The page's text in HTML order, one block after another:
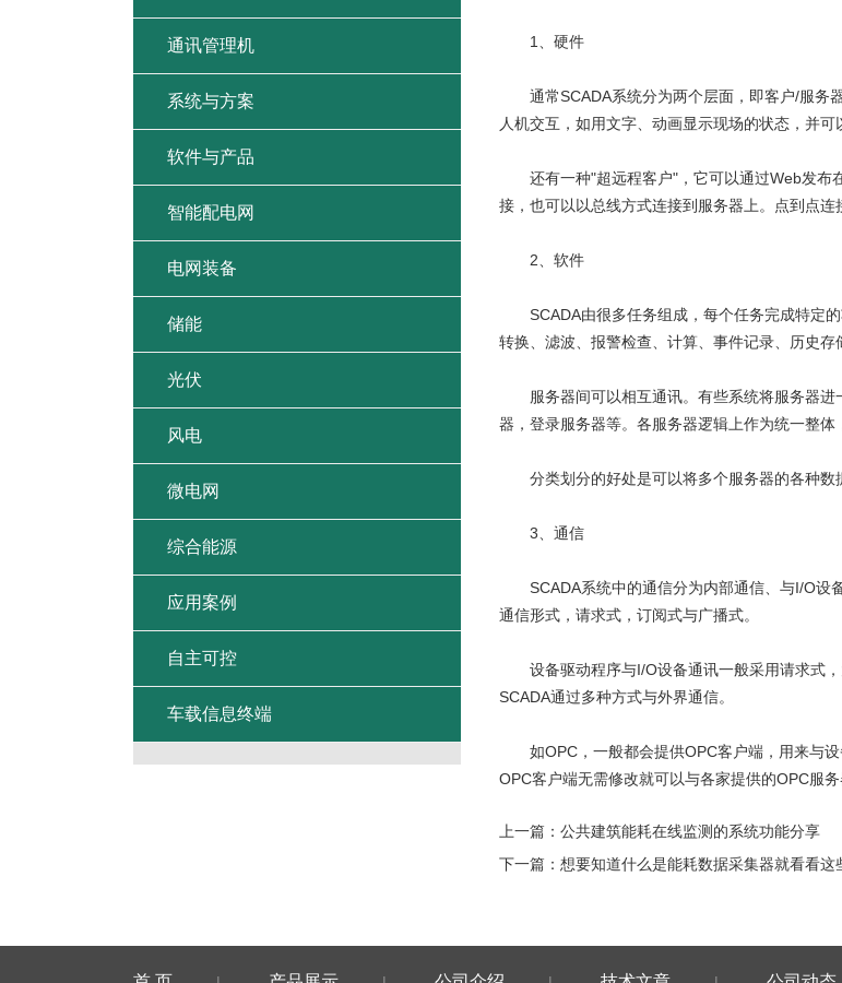
1、硬件
通常SCADA系统分为两个层面，即客户/服务
人机交互，如用文字、动画显示现场的状态，并可
还有一种"超远程客户"，它可以通过Web发布
接，也可以以总线方式连接到服务器上。点到点
2、软件
SCADA由很多任务组成，每个任务完成特定的
转换、滤波、报警检查、计算、事件记录、历史存
服务器间可以相互通讯。有些系统将服务器进
器，登录服务器等。各服务器逻辑上作为统一整体
分类划分的好处是可以将多个服务器的各种数
3、通信
SCADA系统中的通信分为内部通信、与I/O设
通信形式，请求式，订阅式与广播式。
设备驱动程序与I/O设备通讯一般采用请求式，
SCADA通过多种方式与外界通信。
如OPC，一般都会提供OPC客户端，用来与设
OPC客户端无需修改就可以与各家提供的OPC服务
上一篇： 公共建筑能耗在线监测的系统功能分享
下一篇： 想要知道什么是能耗数据采集器就看看这
通讯管理机
系统与方案
软件与产品
智能配电网
电网装备
储能
光伏
风电
微电网
综合能源
应用案例
自主可控
车载信息终端